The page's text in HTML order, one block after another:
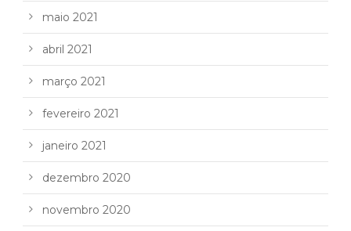
maio 2021
abril 2021
março 2021
fevereiro 2021
janeiro 2021
dezembro 2020
novembro 2020